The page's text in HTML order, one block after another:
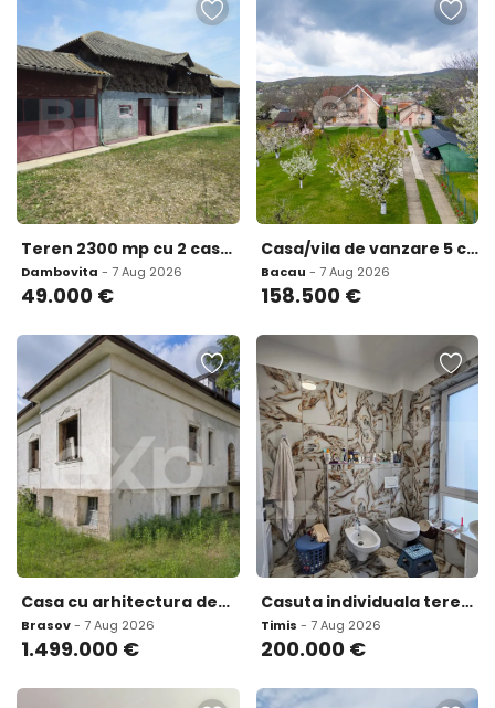
Teren 2300 mp cu 2 case 1970 2 km de A1-- ideal reconver
Dambovita - 7 Aug 2026
49.000 €
Casa/vila de vanzare 5 camere teren 1275 mp Sarata B
Bacau - 7 Aug 2026
158.500 €
Casa cu arhitectura deosebita 842 mp si teren de 1 048
Brasov- 7 Aug 2026
1.499.000 €
Casuta individuala teren 331 mp Zona Semicentrala
Timis - 7 Aug 2026
200.000 €